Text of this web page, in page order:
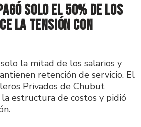
solo el 50% de los
la tensión con
la mitad de los salarios y
retención de servicio. El
Privados de Chubut
estructura de costos y pidió